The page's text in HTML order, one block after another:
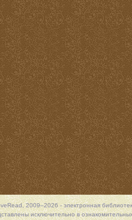
2009–2026 - электронная
исключительно в